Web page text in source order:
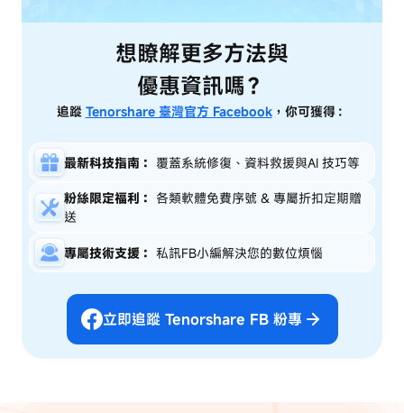
想瞭解更多方法與
優惠資訊嗎？
追蹤 Tenorshare 臺灣官方 Facebook，你可獲得：
最新科技指南： 覆蓋系統修復、資料救援與AI 技巧等
粉絲限定福利： 各類軟體免費序號 & 專屬折扣定期贈
送
專屬技術支援： 私訊FB小編解決您的數位煩惱
立即追蹤 Tenorshare FB 粉專